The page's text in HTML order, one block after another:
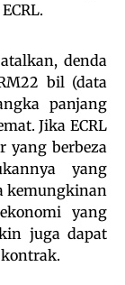
denda
bil (data
panjang
Jika ECRL
yang berbeza
yang
kemungkinan
yang
juga dapat